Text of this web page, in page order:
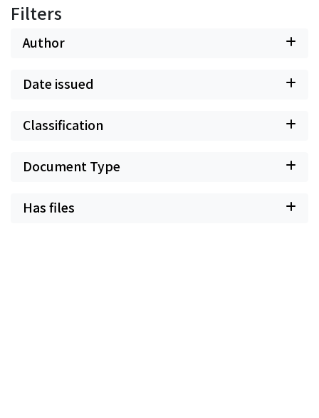
Filters
Author
Date issued
Classification
Document Type
Has files